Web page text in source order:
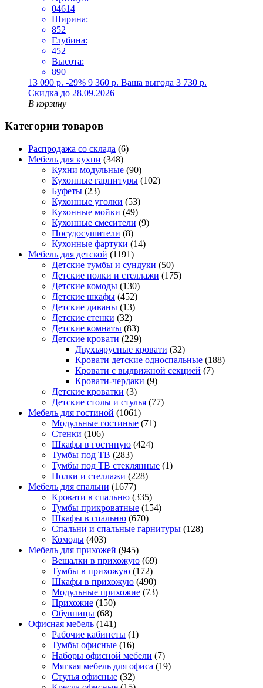
04614
Ширина:
852
Глубина:
452
Высота:
890
13 090р. -29% 9 360 р. Ваша выгода 3 730 р.
Скидка до 28.09.2026
В корзину
Категории товаров
Распродажа со склада (6)
Мебель для кухни (348)
Кухни модульные (90)
Кухонные гарнитуры (102)
Буфеты (23)
Кухонные уголки (53)
Кухонные мойки (49)
Кухонные смесители (9)
Посудосушители (8)
Кухонные фартуки (14)
Мебель для детской (1191)
Детские тумбы и сундуки (50)
Детские полки и стеллажи (175)
Детские комоды (130)
Детские шкафы (452)
Детские диваны (13)
Детские стенки (32)
Детские комнаты (83)
Детские кровати (229)
Двухъярусные кровати (32)
Кровати детские односпальные (188)
Кровати с выдвижной секцией (7)
Кровати-чердаки (9)
Детские кроватки (3)
Детские столы и стулья (77)
Мебель для гостиной (1061)
Модульные гостиные (71)
Стенки (106)
Шкафы в гостиную (424)
Тумбы под ТВ (283)
Тумбы под ТВ стеклянные (1)
Полки и стеллажи (228)
Мебель для спальни (1677)
Кровати в спальню (335)
Тумбы прикроватные (154)
Шкафы в спальню (670)
Спальни и спальные гарнитуры (128)
Комоды (403)
Мебель для прихожей (945)
Вешалки в прихожую (69)
Тумбы в прихожую (172)
Шкафы в прихожую (490)
Модульные прихожие (73)
Прихожие (150)
Обувницы (68)
Офисная мебель (141)
Рабочие кабинеты (1)
Тумбы офисные (16)
Наборы офисной мебели (7)
Мягкая мебель для офиса (19)
Стулья офисные (32)